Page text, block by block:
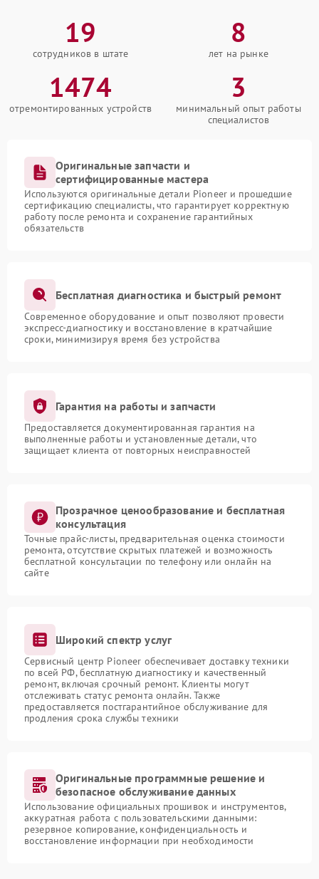
19
сотрудников в штате
8
лет на рынке
1474
отремонтированных устройств
3
минимальный опыт работы
специалистов
Оригинальные запчасти и
сертифицированные мастера
Используются оригинальные детали Pioneer и прошедшие
сертификацию специалисты, что гарантирует корректную
работу после ремонта и сохранение гарантийных
обязательств
Бесплатная диагностика и быстрый ремонт
Современное оборудование и опыт позволяют провести
экспресс-диагностику и восстановление в кратчайшие
сроки, минимизируя время без устройства
Гарантия на работы и запчасти
Предоставляется документированная гарантия на
выполненные работы и установленные детали, что
защищает клиента от повторных неисправностей
Прозрачное ценообразование и бесплатная
консультация
Точные прайс-листы, предварительная оценка стоимости
ремонта, отсутствие скрытых платежей и возможность
бесплатной консультации по телефону или онлайн на
сайте
Широкий спектр услуг
Сервисный центр Pioneer обеспечивает доставку техники
по всей РФ, бесплатную диагностику и качественный
ремонт, включая срочный ремонт. Клиенты могут
отслеживать статус ремонта онлайн. Также
предоставляется постгарантийное обслуживание для
продления срока службы техники
Оригинальные программные решение и
безопасное обслуживание данных
Использование официальных прошивок и инструментов,
аккуратная работа с пользовательскими данными:
резервное копирование, конфиденциальность и
восстановление информации при необходимости